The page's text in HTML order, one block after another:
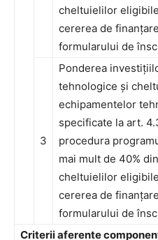
cheltuielilor
cererea de
formularului de
3
Ponderea
tehnologice și
echipamentelor
specificate la art.
procedura
mai mult de 40%
cheltuielilor
cererea de
formularului de
Criterii aferente